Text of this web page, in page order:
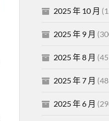
2025 年 10 月
2025 年 9 月
2025 年 8 月
2025 年 7 月
2025 年 6 月